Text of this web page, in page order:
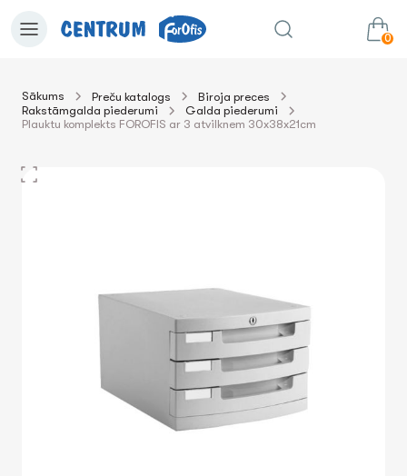
0
uz grozu Summa:
Sākums Preču katalogs
Biroja preces
Rakstāmgalda piederumi
Galda piederumi
Plauktu komplekts FOROFIS ar 3 atvilknem 30x38x21cm